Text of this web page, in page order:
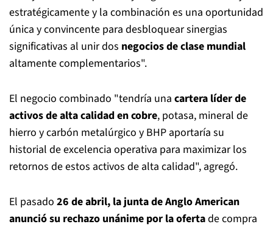
estratégicamente y la combinación es una oportunidad
única y convincente para desbloquear sinergias
significativas al unir dos negocios de clase mundial
altamente complementarios".
El negocio combinado "tendría una cartera líder de
activos de alta calidad en cobre, potasa, mineral de
hierro y carbón metalúrgico y BHP aportaría su
historial de excelencia operativa para maximizar los
retornos de estos activos de alta calidad", agregó.
El pasado 26 de abril, la junta de Anglo American
anunció su rechazo unánime por la ofertade compra